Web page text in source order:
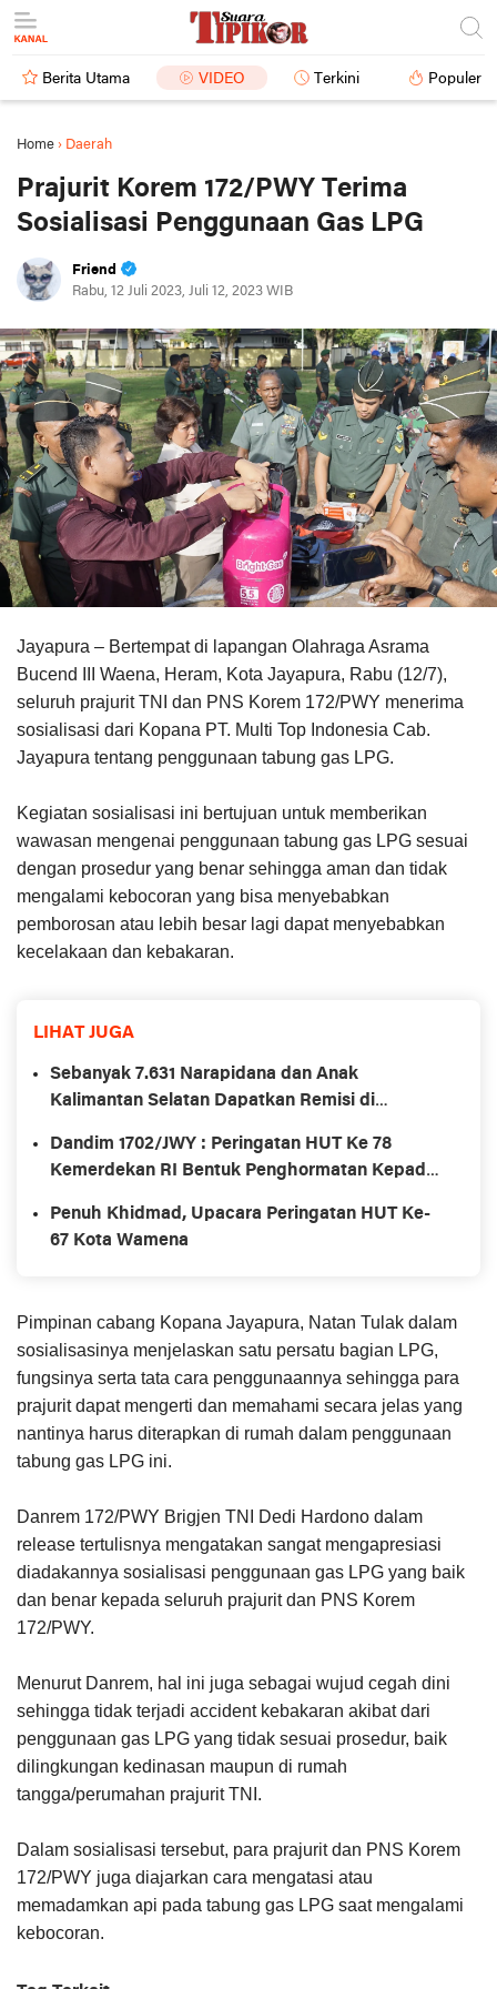
Berita Utama VIDEO Terkini Populer
Home › Daerah
Prajurit Korem 172/PWY Terima
Sosialisasi Penggunaan Gas LPG
Friend
Rabu, 12 Juli 2023, Juli 12, 2023 WIB
Jayapura – Bertempat di lapangan Olahraga Asrama
Bucend III Waena, Heram, Kota Jayapura, Rabu (12/7),
seluruh prajurit TNI dan PNS Korem 172/PWY menerima
sosialisasi dari Kopana PT. Multi Top Indonesia Cab.
Jayapura tentang penggunaan tabung gas LPG.
Kegiatan sosialisasi ini bertujuan untuk memberikan
wawasan mengenai penggunaan tabung gas LPG sesuai
dengan prosedur yang benar sehingga aman dan tidak
mengalami kebocoran yang bisa menyebabkan
pemborosan atau lebih besar lagi dapat menyebabkan
kecelakaan dan kebakaran.
LIHAT JUGA
Sebanyak 7.631 Narapidana dan Anak
Kalimantan Selatan Dapatkan Remisi di
Dandim 1702/JWY : Peringatan HUT Ke 78
Kemerdekan RI Bentuk Penghormatan Kepada
Penuh Khidmad, Upacara Peringatan HUT Ke-
67 Kota Wamena
Pimpinan cabang Kopana Jayapura, Natan Tulak dalam
sosialisasinya menjelaskan satu persatu bagian LPG,
fungsinya serta tata cara penggunaannya sehingga para
prajurit dapat mengerti dan memahami secara jelas yang
nantinya harus diterapkan di rumah dalam penggunaan
tabung gas LPG ini.
Danrem 172/PWY Brigjen TNI Dedi Hardono dalam
release tertulisnya mengatakan sangat mengapresiasi
diadakannya sosialisasi penggunaan gas LPG yang baik
dan benar kepada seluruh prajurit dan PNS Korem
172/PWY.
Menurut Danrem, hal ini juga sebagai wujud cegah dini
sehingga tidak terjadi accident kebakaran akibat dari
penggunaan gas LPG yang tidak sesuai prosedur, baik
dilingkungan kedinasan maupun di rumah
tangga/perumahan prajurit TNI.
Dalam sosialisasi tersebut, para prajurit dan PNS Korem
172/PWY juga diajarkan cara mengatasi atau
memadamkan api pada tabung gas LPG saat mengalami
kebocoran.